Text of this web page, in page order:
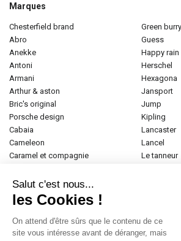
Marques
chesterfield brand
abro
anekke
antoni
armani
arthur & aston
bric's original
porsche design
cabaia
cameleon
caramel et compagnie
donna celi
eastpak
elite
emily & noah
esprit
green burry
guess
happy rain
herschel
hexagona
jansport
jump
kipling
lancaster
lancel
le tanneur
paul marius
samsonite
Salut c'est nous...
les Cookies !
On attend d'être sûrs que le contenu de ce
site vous intéresse avant de déranger, mais